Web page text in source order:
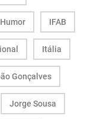
Humor IFAB
Itália
Gonçalves
Jorge Sousa